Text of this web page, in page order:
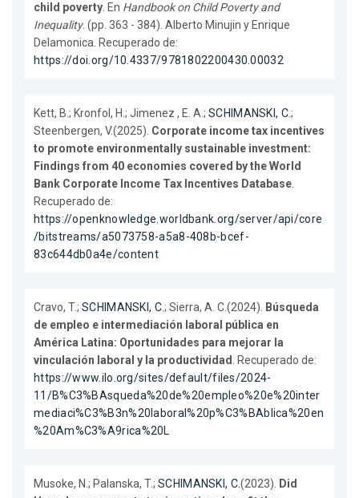
child poverty. En Handbook on Child Poverty and
Inequality. (pp. 363 - 384). Alberto Minujin y Enrique
Delamonica. Recuperado de:
https://doi.org/10.4337/9781802200430.00032
Kett, B.; Kronfol, H.; Jimenez , E. A.; SCHIMANSKI, C.;
Steenbergen, V.(2025). Corporate income tax incentives
to promote environmentally sustainable investment:
Findings from 40 economies covered by the World
Bank Corporate Income Tax Incentives Database.
Recuperado de:
https://openknowledge.worldbank.org/server/api/core
/bitstreams/a5073758-a5a8-408b-bcef-
83c644db0a4e/content
Cravo, T.; SCHIMANSKI, C.; Sierra, A. C.(2024). Búsqueda
de empleo e intermediación laboral pública en
América Latina: Oportunidades para mejorar la
vinculación laboral y la productividad. Recuperado de:
https://www.ilo.org/sites/default/files/2024-
11/B%C3%BAsqueda%20de%20empleo%20e%20inter
mediaci%C3%B3n%20laboral%20p%C3%BAblica%20en
%20Am%C3%A9rica%20L
Musoke, N.; Palanska, T.; SCHIMANSKI, C.(2023). Did